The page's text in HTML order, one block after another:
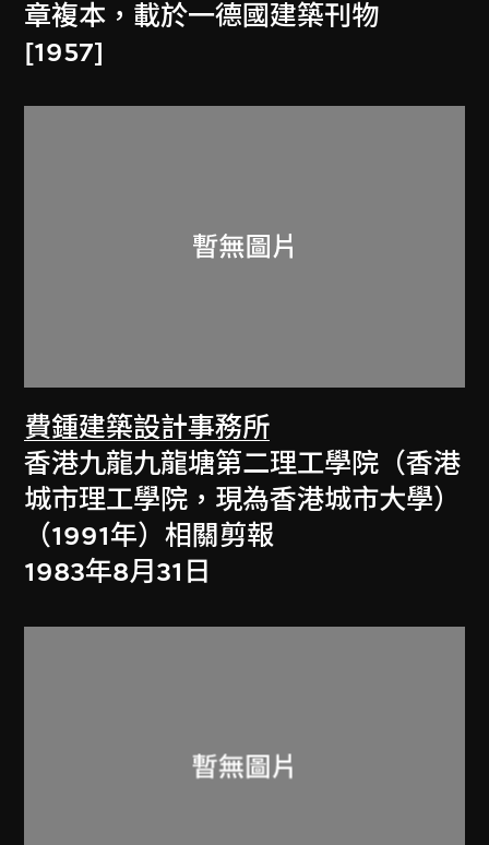
章複本，載於一德國建築刊物
[1957]
費鍾建築設計事務所
香港九龍九龍塘第二理工學院（香港
城市理工學院，現為香港城市大學）
（1991年）相關剪報
1983年8月31日